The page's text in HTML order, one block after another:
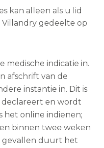
kan alleen als u lid
gedeelte op
medische indicatie in.
afschrift van de
instantie in. Dit is
en wordt
het online indienen;
binnen twee weken
gevallen duurt het